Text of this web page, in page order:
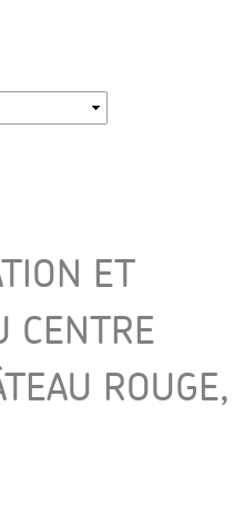
ET
CENTRE
ROUGE,